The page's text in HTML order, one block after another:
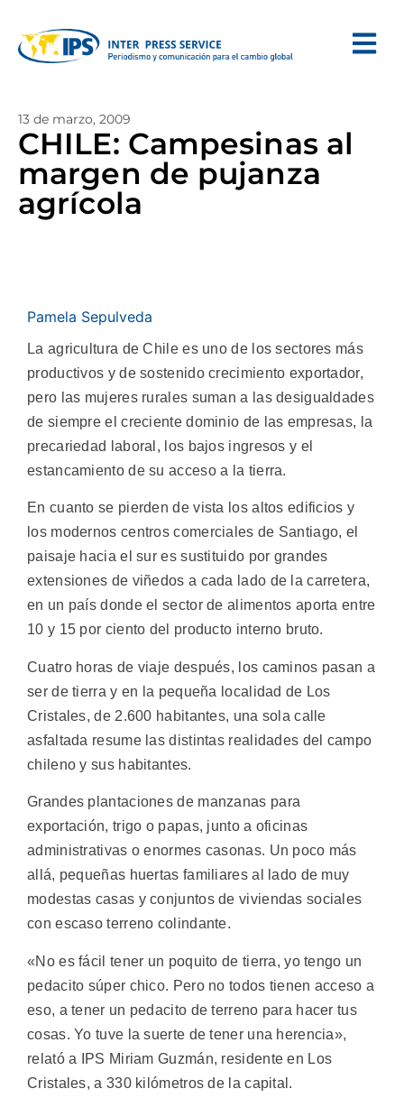
13 de marzo, 2009
CHILE: Campesinas al
margen de pujanza
agrícola
Pamela Sepulveda
La agricultura de Chile es uno de los sectores más
productivos y de sostenido crecimiento exportador,
pero las mujeres rurales suman a las desigualdades
de siempre el creciente dominio de las empresas, la
precariedad laboral, los bajos ingresos y el
estancamiento de su acceso a la tierra.
En cuanto se pierden de vista los altos edificios y
los modernos centros comerciales de Santiago, el
paisaje hacia el sur es sustituido por grandes
extensiones de viñedos a cada lado de la carretera,
en un país donde el sector de alimentos aporta entre
10 y 15 por ciento del producto interno bruto.
Cuatro horas de viaje después, los caminos pasan a
ser de tierra y en la pequeña localidad de Los
Cristales, de 2.600 habitantes, una sola calle
asfaltada resume las distintas realidades del campo
chileno y sus habitantes.
Grandes plantaciones de manzanas para
exportación, trigo o papas, junto a oficinas
administrativas o enormes casonas. Un poco más
allá, pequeñas huertas familiares al lado de muy
modestas casas y conjuntos de viviendas sociales
con escaso terreno colindante.
«No es fácil tener un poquito de tierra, yo tengo un
pedacito súper chico. Pero no todos tienen acceso a
eso, a tener un pedacito de terreno para hacer tus
cosas. Yo tuve la suerte de tener una herencia»,
relató a IPS Miriam Guzmán, residente en Los
Cristales, a 330 kilómetros de la capital.